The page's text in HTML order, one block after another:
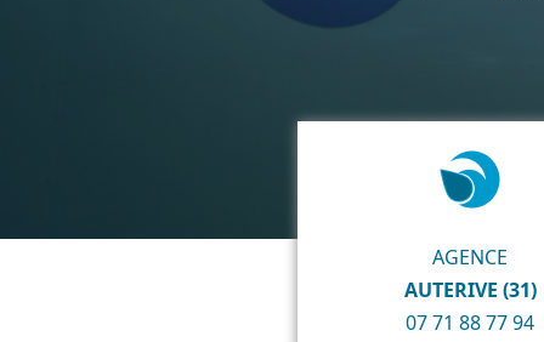
AGENCE
AUTERIVE (31)
07 71 88 77 94